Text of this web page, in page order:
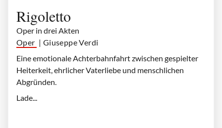
Rigoletto
Oper in drei Akten
Oper | Giuseppe Verdi
Eine emotionale Achterbahnfahrt zwischen gespielter
Heiterkeit, ehrlicher Vaterliebe und menschlichen
Abgründen.
Lade...